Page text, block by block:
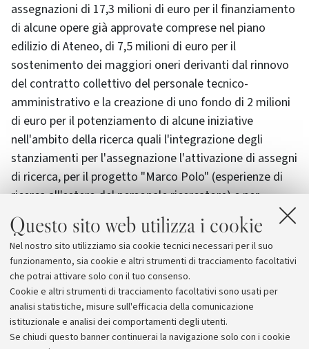
Questo sito web utilizza i cookie
Nel nostro sito utilizziamo sia cookie tecnici necessari per il suo
funzionamento, sia cookie e altri strumenti di tracciamento facoltativi
che potrai attivare solo con il tuo consenso.
Cookie e altri strumenti di tracciamento facoltativi sono usati per
analisi statistiche, misure sull'efficacia della comunicazione
istituzionale e analisi dei comportamenti degli utenti.
Se chiudi questo banner continuerai la navigazione solo con i cookie
assegnazioni di 17,3 milioni di euro per il finanziamento
di alcune opere già approvate comprese nel piano
edilizio di Ateneo, di 7,5 milioni di euro per il
sostenimento dei maggiori oneri derivanti dal rinnovo
del contratto collettivo del personale tecnico-
amministrativo e la creazione di uno fondo di 2 milioni
di euro per il potenziamento di alcune iniziative
nell'ambito della ricerca quali l'integrazione degli
stanziamenti per l'assegnazione l'attivazione di assegni
di ricerca, per il progetto "Marco Polo" (esperienze di
ricerca all'estero del personale ricercatore) e per
sostenere la mobilità degli iscritti ai corsi di dottorato
di ricerca. Mediante tale fondo saranno anche rese
disponibili fondi per il sostegno di iniziative di ricerca
eccellenti sorte nell'ambito dell'Ateneo, con particolare
riferimento a quelle riguardanti i giovani ricercatori.